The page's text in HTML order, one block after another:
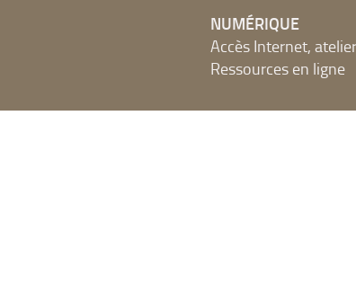
NUMÉRIQUE
Accès Internet,
Ressources en ligne